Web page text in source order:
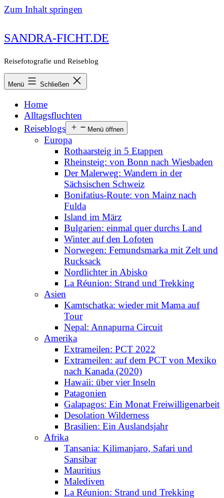
Zum Inhalt springen
SANDRA-FICHT.DE
Reisefotografie und Reiseblog
Menü Schließen
Home
Alltagsfluchten
Reiseblogs
Menü öffnen
Europa
Rothaarsteig in 5 Etappen
Rheinsteig: von Bonn nach Wiesbaden
Der Malerweg: Wandern in der
Sächsischen Schweiz
Bonifatius-Route: von Mainz nach
Fulda
Island im März
Bulgarien: einmal quer durchs Land
Winter auf den Lofoten
Norwegen: Femundsmarka mit Zelt und
Rucksack
Nordlichter in Abisko
La Réunion: Strand und Trekking
Asien
Kamtschatka: wieder mit Mama auf
Tour
Nepal: Annapurna Circuit
Amerika
Extrameilen: PCT 2022
Extrameilen: auf dem PCT von Mexiko
nach Kanada (2020)
Hawaii: über vier Inseln
Patagonien
Galapagos: Ein Monat Freiwilligenarbeit
Desolation Wilderness
Brasilien: Ein Auslandsjahr
Afrika
Tansania: Kilimanjaro, Safari und
Sansibar
Mauritius
Malediven
La Réunion: Strand und Trekking